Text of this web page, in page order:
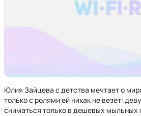
Юлия Зайцева с детства мечтает о
только с ролями ей никак не везет:
сниматься только в дешевых мыльных